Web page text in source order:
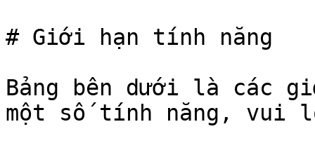
# Giới hạn tính năng
Bảng bên dưới là các
một số tính năng, vui